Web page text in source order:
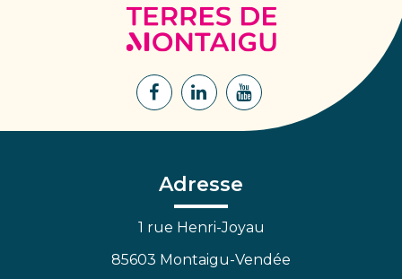
Terres
de
Montaigu
Lien
Facebook
Lien
Lien
Adresse
1 rue Henri-Joyau
85603 Montaigu-Vendée